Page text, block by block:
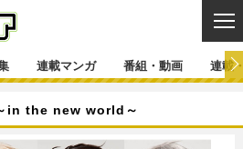
アニメ
連載マンガ 番組・動画 連載
in the new world～